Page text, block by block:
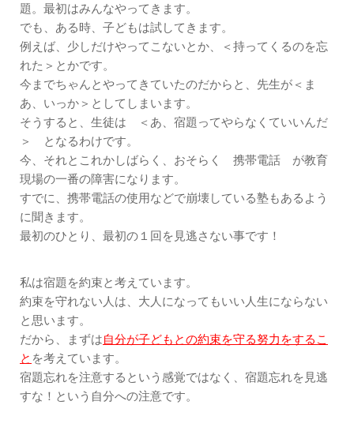
題。最初はみんなやってきます。
でも、ある時、子どもは試してきます。
例えば、少しだけやってこないとか、＜持ってくるのを忘
れた＞とかです。
今までちゃんとやってきていたのだからと、先生が＜ま
あ、いっか＞としてしまいます。
そうすると、生徒は ＜あ、宿題ってやらなくていいんだ
＞ となるわけです。
今、それとこれかしばらく、おそらく 携帯電話 が教育
現場の一番の障害になります。
すでに、携帯電話の使用などで崩壊している塾もあるよう
に聞きます。
最初のひとり、最初の１回を見逃さない事です！
私は宿題を約束と考えています。
約束を守れない人は、大人になってもいい人生にならない
と思います。
だから、まずは自分が子どもとの約束を守る努力をするこ
と を考えています。
宿題忘れを注意するという感覚ではなく、宿題忘れを見逃
すな！という自分への注意です。